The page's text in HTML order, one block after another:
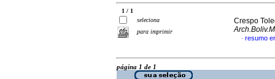
1 / 1
seleciona
para imprimir
Crespo
· resumo
página 1 de 1